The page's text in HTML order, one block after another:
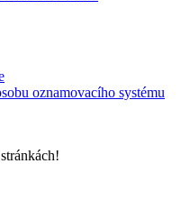
oznamovacího systému